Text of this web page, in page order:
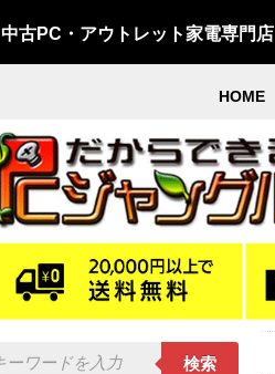
中古PC・アウトレット家電専門店
HOME
検索